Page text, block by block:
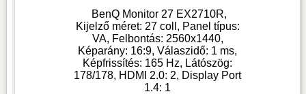
BenQ Monitor 27 EX2710R,
Kijelző méret: 27 coll, Panel típus:
VA, Felbontás: 2560x1440,
Képarány: 16:9, Válaszidő: 1 ms,
Képfrissítés: 165 Hz, Látószög:
178/178, HDMI 2.0: 2, Display Port
1.4: 1